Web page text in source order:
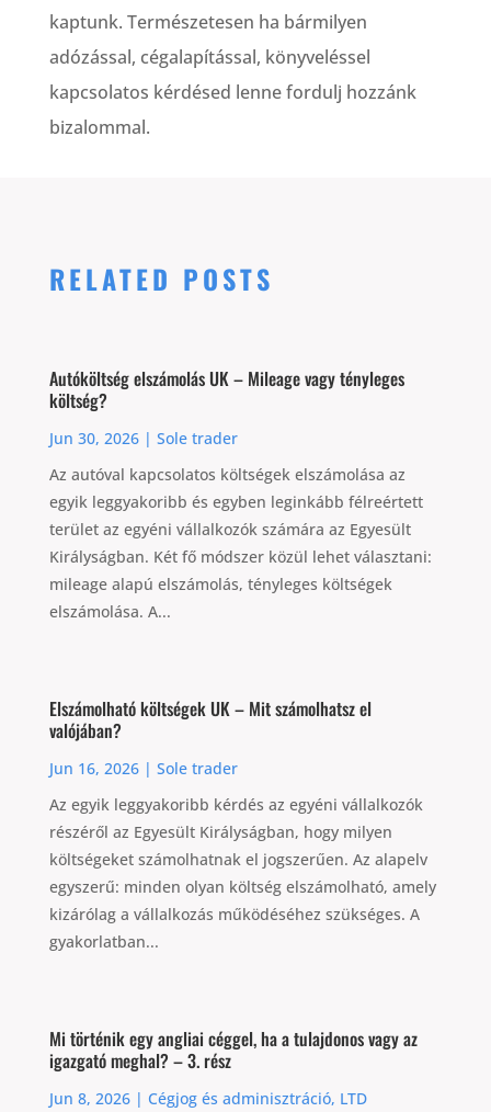
kaptunk. Természetesen ha bármilyen
adózással, cégalapítással, könyveléssel
kapcsolatos kérdésed lenne fordulj hozzánk
bizalommal.
RELATED POSTS
Autóköltség elszámolás UK – Mileage vagy tényleges
költség?
Jun 30, 2026| Sole trader
Az autóval kapcsolatos költségek elszámolása az
egyik leggyakoribb és egyben leginkább félreértett
terület az egyéni vállalkozók számára az Egyesült
Királyságban. Két fő módszer közül lehet választani:
mileage alapú elszámolás, tényleges költségek
elszámolása. A...
Elszámolható költségek UK – Mit számolhatsz el
valójában?
Jun 16, 2026| Sole trader
Az egyik leggyakoribb kérdés az egyéni vállalkozók
részéről az Egyesült Királyságban, hogy milyen
költségeket számolhatnak el jogszerűen. Az alapelv
egyszerű: minden olyan költség elszámolható, amely
kizárólag a vállalkozás működéséhez szükséges. A
gyakorlatban...
Mi történik egy angliai céggel, ha a tulajdonos vagy az
igazgató meghal? – 3. rész
Jun 8, 2026| Cégjog és adminisztráció, LTD